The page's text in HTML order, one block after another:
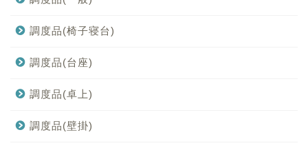
調度品(椅子寝台)
調度品(台座)
調度品(卓上)
調度品(壁掛)